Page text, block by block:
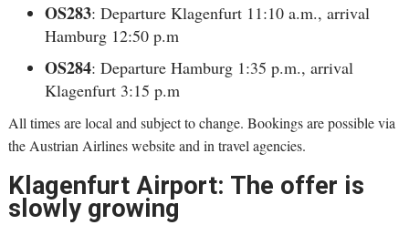
OS283: Departure Klagenfurt 11:10 a.m., arrival
Hamburg 12:50 p.m
OS284: Departure Hamburg 1:35 p.m., arrival
Klagenfurt 3:15 p.m
All times are local and subject to change. Bookings are possible via
the Austrian Airlines website and in travel agencies.
Klagenfurt Airport: The offer is
slowly growing